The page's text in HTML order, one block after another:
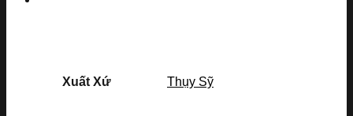
Xuất Xứ Thụy Sỹ